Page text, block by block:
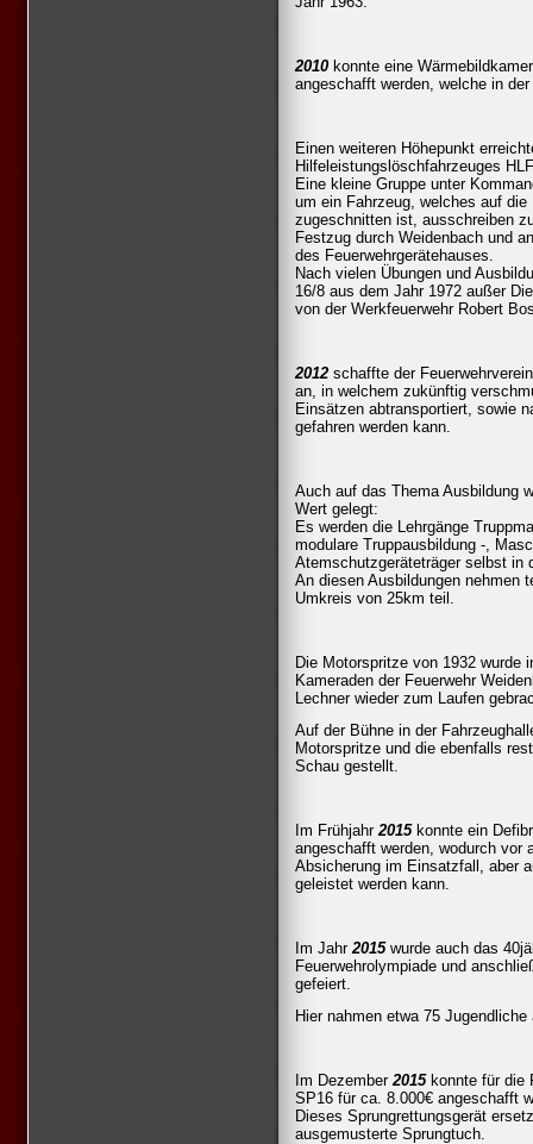
2010 konnte eine
angeschafft werden, welche in
Einen weiteren Höhepunkt
Hilfeleistungslöschfahrzeuges
Eine kleine Gruppe unter
um ein Fahrzeug, welches auf
zugeschnitten ist, ausschreiben
Festzug durch Weidenbach und
des Feuerwehrgerätehauses.
Nach vielen Übungen und
16/8 aus dem Jahr 1972 außer
von der Werkfeuerwehr Robert
2012 schaffte der
an, in welchem zukünftig
Einsätzen abtransportiert, sowie
gefahren werden kann.
Auch auf das Thema Ausbildung
Wert gelegt:
Es werden die Lehrgänge
modulare Truppausbildung -,
Atemschutzgeräteträger selbst in
An diesen Ausbildungen nehmen
Umkreis von 25km teil.
Die Motorspritze von 1932 wurde
Kameraden der Feuerwehr
Lechner wieder zum Laufen
Auf der Bühne in der
Motorspritze und die ebenfalls
Schau gestellt.
Im Frühjahr2015konnte ein
angeschafft werden, wodurch vor
Absicherung im Einsatzfall, aber
geleistet werden kann.
Im Jahr2015wurde auch das
Feuerwehrolympiade und
gefeiert.
Hier nahmen etwa 75
Im Dezember2015konnte für die
SP16 für ca. 8.000€ angeschafft
Dieses Sprungrettungsgerät
ausgemusterte Sprungtuch.